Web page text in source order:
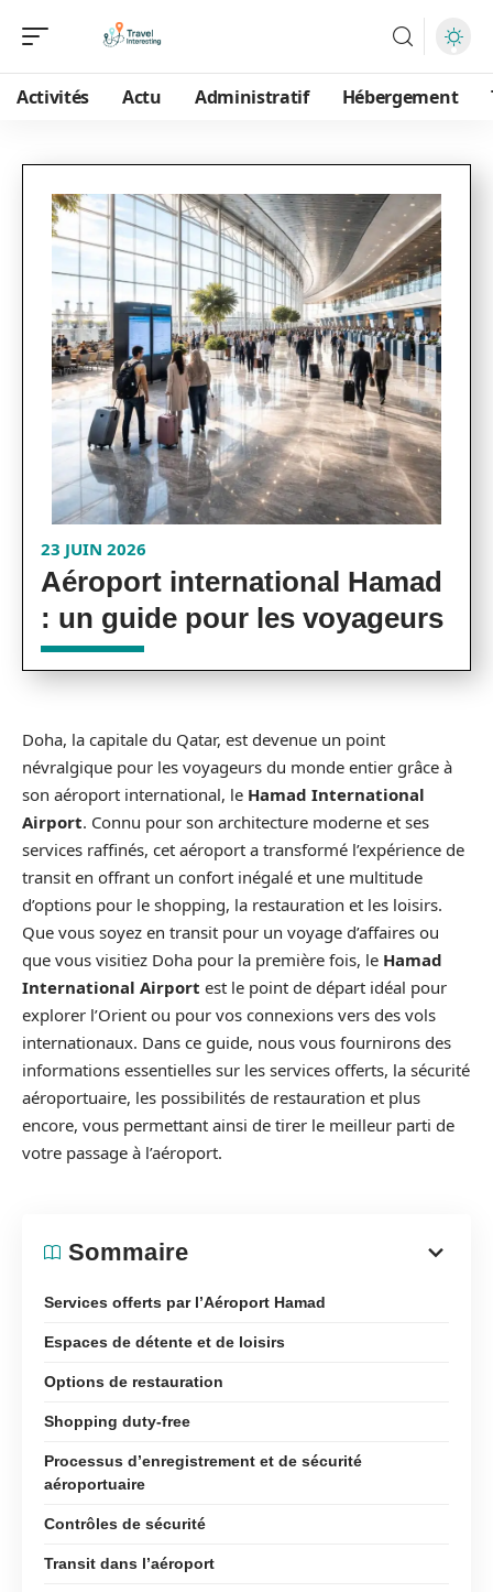
Activités Actu Administratif Hébergement
23 JUIN 2026
Aéroport international Hamad
: un guide pour les voyageurs
Doha, la capitale du Qatar, est devenue un point
névralgique pour les voyageurs du monde entier grâce à
son aéroport international, le Hamad International
Airport. Connu pour son architecture moderne et ses
services raffinés, cet aéroport a transformé l’expérience de
transit en offrant un confort inégalé et une multitude
d’options pour le shopping, la restauration et les loisirs.
Que vous soyez en transit pour un voyage d’affaires ou
que vous visitiez Doha pour la première fois, le Hamad
International Airport est le point de départ idéal pour
explorer l’Orient ou pour vos connexions vers des vols
internationaux. Dans ce guide, nous vous fournirons des
informations essentielles sur les services offerts, la sécurité
aéroportuaire, les possibilités de restauration et plus
encore, vous permettant ainsi de tirer le meilleur parti de
votre passage à l’aéroport.
Sommaire
Services offerts par l’Aéroport Hamad
Espaces de détente et de loisirs
Options de restauration
Shopping duty-free
Processus d’enregistrement et de sécurité
aéroportuaire
Contrôles de sécurité
Transit dans l’aéroport